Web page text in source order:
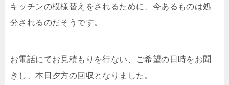
キッチンの模様替えをされるために、今あるものは処
分されるのだそうです。
お電話にてお見積もりを行ない、ご希望の日時をお聞
きし、本日夕方の回収となりました。